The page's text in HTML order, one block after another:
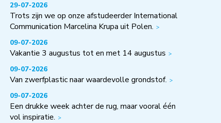
29-07-2026
Trots zijn we op onze afstudeerder International
Communication Marcelina Krupa uit Polen.
09-07-2026
Vakantie 3 augustus tot en met 14 augustus
09-07-2026
Van zwerfplastic naar waardevolle grondstof.
09-07-2026
Een drukke week achter de rug, maar vooral één
vol inspiratie.